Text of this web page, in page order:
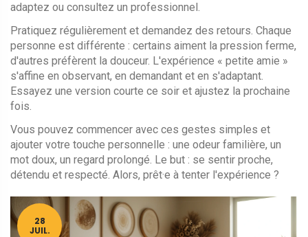
adaptez ou consultez un professionnel.
Pratiquez régulièrement et demandez des retours. Chaque
personne est différente : certains aiment la pression ferme,
d'autres préfèrent la douceur. L'expérience « petite amie »
s'affine en observant, en demandant et en s'adaptant.
Essayez une version courte ce soir et ajustez la prochaine
fois.
Vous pouvez commencer avec ces gestes simples et
ajouter votre touche personnelle : une odeur familière, un
mot doux, un regard prolongé. Le but : se sentir proche,
détendu et respecté. Alors, prêt·e à tenter l'expérience ?
28
JUIL.